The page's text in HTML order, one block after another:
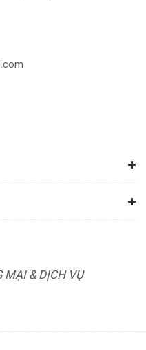
MẠI & DỊCH VỤ